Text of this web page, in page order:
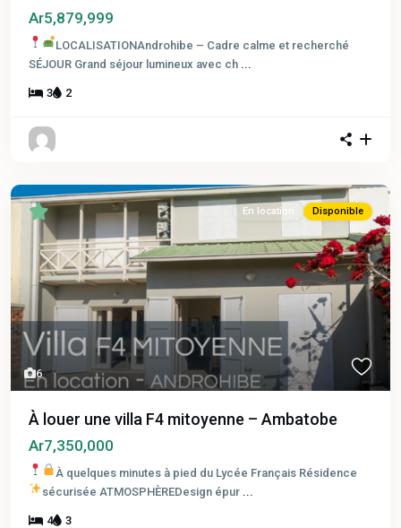
Ar5,879,999
LOCALISATIONAndrohibe – Cadre calme et recherché
SÉJOUR Grand séjour lumineux avec ch ...
3 2
6
En location Disponible
À louer une villa F4 mitoyenne – Ambatobe
Ar7,350,000
À quelques minutes à pied du Lycée FrançaisRésidence
sécurisée ATMOSPHÈREDesign épur ...
4 3